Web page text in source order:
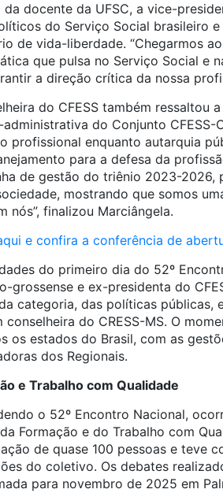
docente da UFSC, a vice-
do Serviço Social brasileiro
de vida-liberdade. “Chegarmos
que pulsa no Serviço Social e
a direção crítica da nossa
do CFESS também ressaltou
do Conjunto CFESS-
profissional enquanto autarquia
para a defesa da
de gestão do triênio 2023-2026,
mostrando que somos
nós”, finalizou Marciângela.
e confira a conferência de
do primeiro dia do 52º
grossense e ex-presidenta do
categoria, das políticas públicas,
conselheira do CRESS-MS. O
os estados do Brasil, com as
dos Regionais.
e Trabalho com Qualidade
o 52º Encontro Nacional,
Formação e do Trabalho com
de quase 100 pessoas e teve
do coletivo. Os debates
para novembro de 2025 em